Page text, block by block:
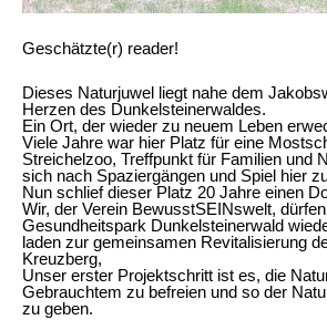
Geschätzte(r) reader!
Dieses Naturjuwel liegt nahe dem
Herzen des Dunkelsteinerwaldes.
Ein Ort, der wieder zu neuem Leben
Viele Jahre war hier Platz für eine
Streichelzoo, Treffpunkt für Familien und
sich nach Spaziergängen und Spiel hier
Nun schlief dieser Platz 20 Jahre einen
Wir, der Verein BewusstSEINswelt,
Gesundheitspark Dunkelsteinerwald
laden zur gemeinsamen Revitalisierung
Kreuzberg,
Unser erster Projektschritt ist es, die
Gebrauchtem zu befreien und so der
zu geben.